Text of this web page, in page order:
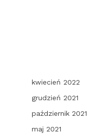
kwiecień 2022
grudzień 2021
październik 2021
maj 2021